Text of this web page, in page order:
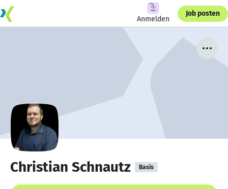
Anmelden
Job posten
Christian Schnautz Basis